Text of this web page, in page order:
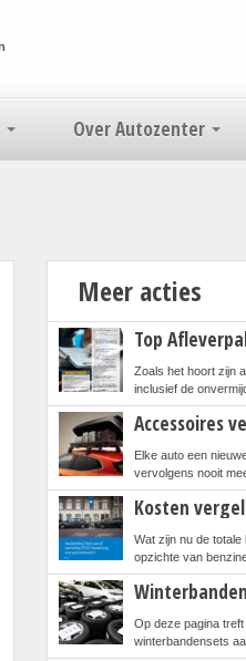
Over Autozenter
Meer acties
Top
Zoals het hoort zijn
inclusief de
Accessoires
Elke auto een
vervolgens nooit
Kosten
Wat zijn nu de
opzichte van
Op deze pagina
winterbandensets